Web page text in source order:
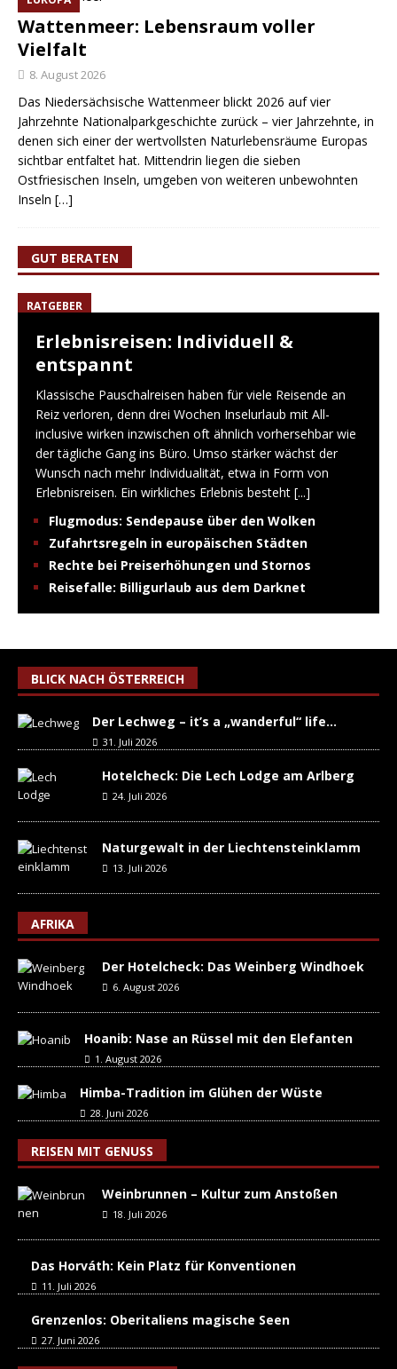
Wattenmeer: Lebensraum voller
Vielfalt
8. August 2026
Das Niedersächsische Wattenmeer blickt 2026 auf vier
Jahrzehnte Nationalparkgeschichte zurück – vier Jahrzehnte, in
denen sich einer der wertvollsten Naturlebensräume Europas
sichtbar entfaltet hat. Mittendrin liegen die sieben
Ostfriesischen Inseln, umgeben von weiteren unbewohnten
Inseln […]
GUT BERATEN
RATGEBER
Erlebnisreisen: Individuell &
entspannt
Klassische Pauschalreisen haben für viele Reisende an
Reiz verloren, denn drei Wochen Inselurlaub mit All-
inclusive wirken inzwischen oft ähnlich vorhersehbar wie
der tägliche Gang ins Büro. Umso stärker wächst der
Wunsch nach mehr Individualität, etwa in Form von
Erlebnisreisen. Ein wirkliches Erlebnis besteht [...]
Flugmodus: Sendepause über den Wolken
Zufahrtsregeln in europäischen Städten
Rechte bei Preiserhöhungen und Stornos
Reisefalle: Billigurlaub aus dem Darknet
BLICK NACH ÖSTERREICH
Der Lechweg – it’s a „wanderful“ life…
31. Juli 2026
Hotelcheck: Die Lech Lodge am Arlberg
24. Juli 2026
Naturgewalt in der Liechtensteinklamm
13. Juli 2026
AFRIKA
Der Hotelcheck: Das Weinberg Windhoek
6. August 2026
Hoanib: Nase an Rüssel mit den Elefanten
1. August 2026
Himba-Tradition im Glühen der Wüste
28. Juni 2026
REISEN MIT GENUSS
Weinbrunnen – Kultur zum Anstoßen
18. Juli 2026
Das Horváth: Kein Platz für Konventionen
11. Juli 2026
Grenzenlos: Oberitaliens magische Seen
27. Juni 2026